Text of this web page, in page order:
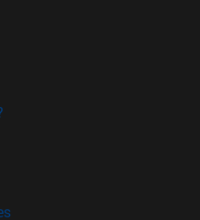
en nueva ventana)